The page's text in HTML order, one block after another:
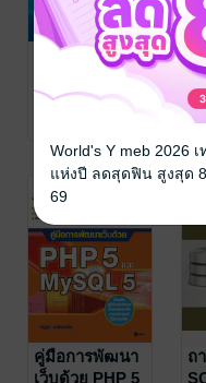
ฐานข้อมูลเบื้อง
ผศ.ตรีรัตน์ เสริม
พั
พ
บัญ
ซีเ
คอ
คู่มือการพัฒนา
เว็บด้วย PHP 5
ถ
World's Y meb 2026
แห่งปี ลดสุดฟิน สูงสุด
69